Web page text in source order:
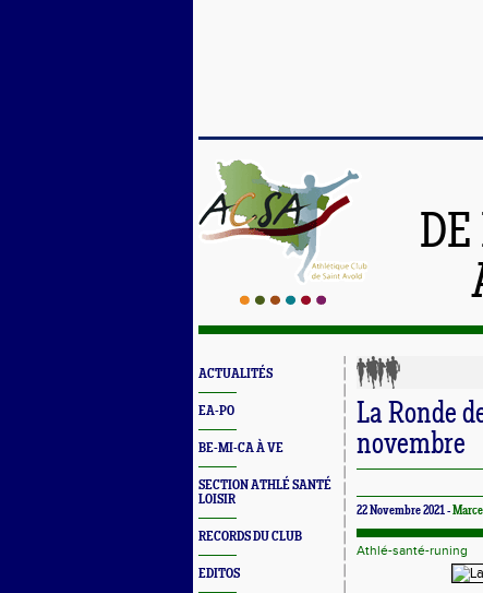
ACTUALITÉS
EA-PO
BE-MI-CA À VE
SECTION ATHLÉ SANTÉ
LOISIR
RECORDS DU CLUB
EDITOS
La Ronde
novembre
22 Novembre 2021 -
Athlé-santé-runing